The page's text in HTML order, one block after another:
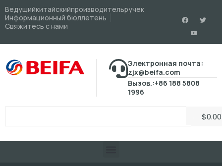
Ведущийкитайскийпроизводительручек
Информационный бюллетень
Свяжитесь с нами
Электронная почта:
zjx@beifa.com
Вызов.:+86 188 5808
1996
$0.00